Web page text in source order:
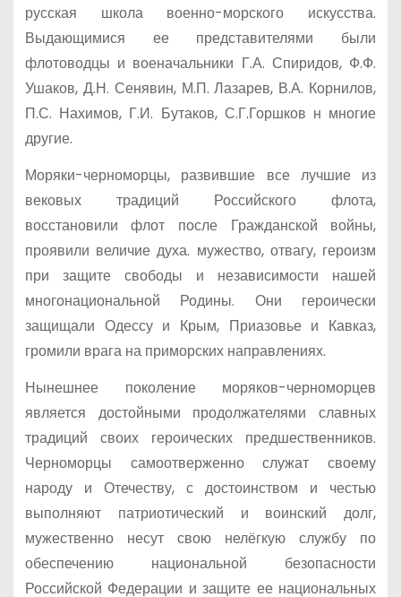
русская школа военно-морского искусства.
Выдающимися ее представителями были
флотоводцы и военачальники Г.А. Спиридов, Ф.Ф.
Ушаков, Д.Н. Сенявин, М.П. Лазарев, В.А. Корнилов,
П.С. Нахимов, Г.И. Бутаков, С.Г.Горшков н многие
другие.
Моряки-черноморцы, развившие все лучшие из
вековых традиций Российского флота,
восстановили флот после Гражданской войны,
проявили величие духа. мужество, отвагу, героизм
при защите свободы и независимости нашей
многонациональной Родины. Они героически
защищали Одессу и Крым, Приазовье и Кавказ,
громили врага на приморских направлениях.
Нынешнее поколение моряков-черноморцев
является достойными продолжателями славных
традиций своих героических предшественников.
Черноморцы самоотверженно служат своему
народу и Отечеству, с достоинством и честью
выполняют патриотический и воинский долг,
мужественно несут свою нелёгкую службу по
обеспечению национальной безопасности
Российской Федерации и защите ее национальных